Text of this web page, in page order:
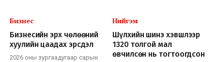
Бизнес
Бизнесийн эрх чөлөөний
хуулийн цаадах эрсдэл
2026 оны зургаадугаар сарын
Нийгэм
Шүлхийн шинэ хэвшлээр
1320 толгой мал
өвчилсөн нь тогтоогдсон